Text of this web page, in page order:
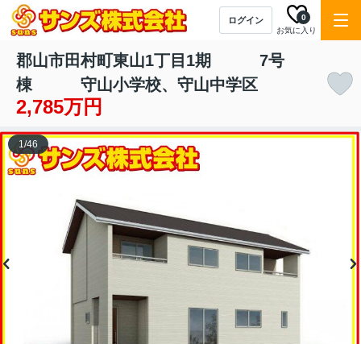
ログイン
お気に入り
0
郡山市田村町東山1丁目1期 7号
棟 守山小学校、守山中学区
2,785万円
1/46